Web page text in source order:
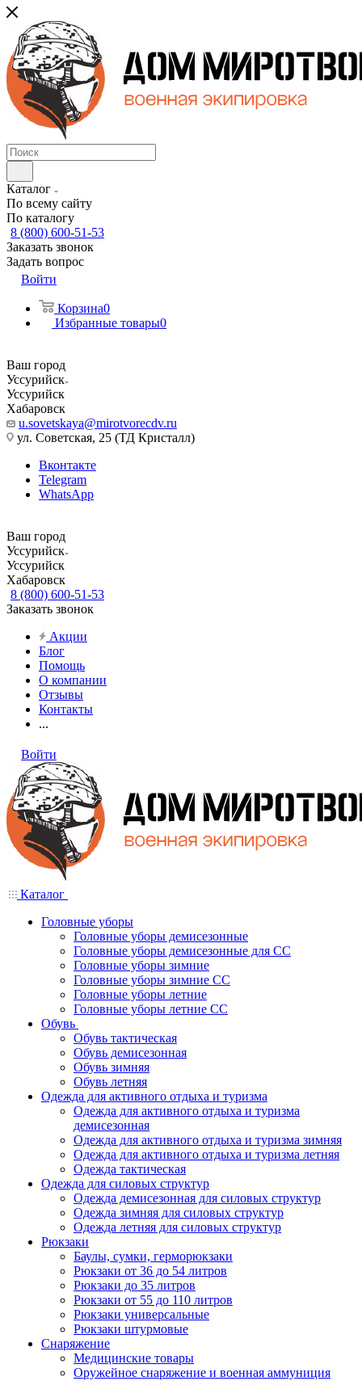
Каталог
По всему сайту
По каталогу
8 (800) 600-51-53
Заказать звонок
Задать вопрос
Войти
Корзина0
Избранные товары0
Ваш город
Уссурийск
Уссурийск
Хабаровск
u.sovetskaya@mirotvorecdv.ru
ул. Советская, 25 (ТД Кристалл)
Вконтакте
Telegram
WhatsApp
Ваш город
Уссурийск
Уссурийск
Хабаровск
8 (800) 600-51-53
Заказать звонок
Акции
Блог
Помощь
О компании
Отзывы
Контакты
...
Войти
Каталог
Головные уборы
Головные уборы демисезонные
Головные уборы демисезонные для СС
Головные уборы зимние
Головные уборы зимние СС
Головные уборы летние
Головные уборы летние СС
Обувь
Обувь тактическая
Обувь демисезонная
Обувь зимняя
Обувь летняя
Одежда для активного отдыха и туризма
Одежда для активного отдыха и туризма
демисезонная
Одежда для активного отдыха и туризма зимняя
Одежда для активного отдыха и туризма летняя
Одежда тактическая
Одежда для силовых структур
Одежда демисезонная для силовых структур
Одежда зимняя для силовых структур
Одежда летняя для силовых структур
Рюкзаки
Баулы, сумки, герморюкзаки
Рюкзаки от 36 до 54 литров
Рюкзаки до 35 литров
Рюкзаки от 55 до 110 литров
Рюкзаки универсальные
Рюкзаки штурмовые
Снаряжение
Медицинские товары
Оружейное снаряжение и военная аммуниция